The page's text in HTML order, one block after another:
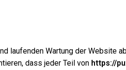
laufenden Wartung der Website
dass jeder Teil von https://